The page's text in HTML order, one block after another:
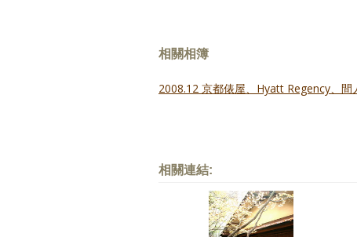
相關相簿
2008.12 京都俵屋、Hyatt Regency、間
相關連結: